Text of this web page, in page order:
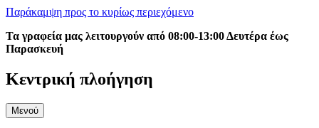
Παράκαμψη προς το κυρίως περιεχόμενο
Τα γραφεία μας λειτουργούν από 08:00-13:00 Δευτέρα έως
Παρασκευή
Κεντρική πλοήγηση
Μενού